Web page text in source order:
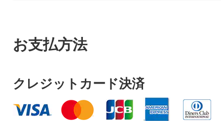
お支払方法
クレジットカード決済